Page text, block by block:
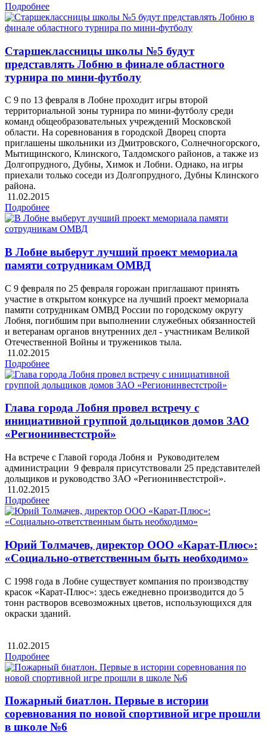
Подробнее
Старшеклассницы школы №5 будут
представлять Лобню в финале областного
турнира по мини-футболу
С 9 по 13 февраля в Лобне проходит игры второй
территориальной зоны турнира по мини-футболу среди
команд общеобразовательных учреждений Московской
области. На соревнования в городской Дворец спорта
приглашены школьники из Дмитровского, Солнечногорского,
Мытищинского, Клинского, Талдомского районов, а также из
Долгопрудного, Дубны, Химок и Лобни. Однако, на игры
приехали только соседи из Долгопрудного, Дубны Клинского
района.
11.02.2015
Подробнее
В Лобне выберут лучший проект мемориала
памяти сотрудникам ОМВД
С 9 февраля по 25 февраля горожан приглашают принять
участие в открытом конкурсе на лучший проект мемориала
памяти сотрудникам ОМВД России по городскому округу
Лобня, погибшим при выполнении служебных обязанностей
и ветеранам органов внутренних дел - участникам Великой
Отечественной Войны и тружеников тыла.
11.02.2015
Подробнее
Глава города Лобня провел встречу с
инициативной группой дольщиков домов ЗАО
«Регионинвестстрой»
На встрече с Главой города Лобня и Руководителем
администрации 9 февраля присутствовали 25 представителей
дольщиков и руководство ЗАО «Регионинвестстрой».
11.02.2015
Подробнее
Юрий Толмачев, директор ООО «Карат-Плюс»:
«Социально-ответственным быть необходимо»
С 1998 года в Лобне существует компания по производству
красок «Карат-Плюс»: здесь ежедневно производится до 5
тонн растворов всевозможных цветов, использующихся для
окраски зданий.
11.02.2015
Подробнее
Пожарный биатлон. Первые в истории
соревнования по новой спортивной игре прошли
в школе №6